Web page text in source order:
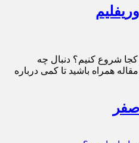
شروع کنیم؟ دنبال چه
همراه باشید تا کمی درباره